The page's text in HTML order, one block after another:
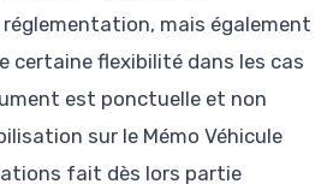
mais également
certaine flexibilité dans les cas
est ponctuelle et non
sur le Mémo Véhicule
fait dès lors partie